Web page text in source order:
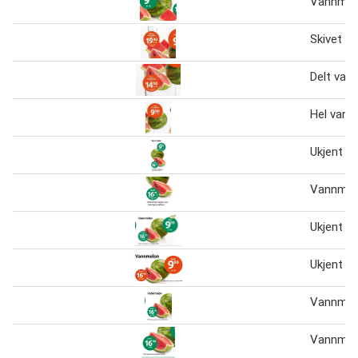
Skivet
Delt
Hel
Ukjent
Ukjent
Ukjent